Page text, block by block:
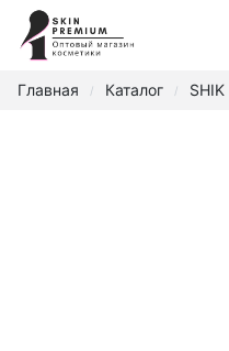
Главная / Каталог / SHIK